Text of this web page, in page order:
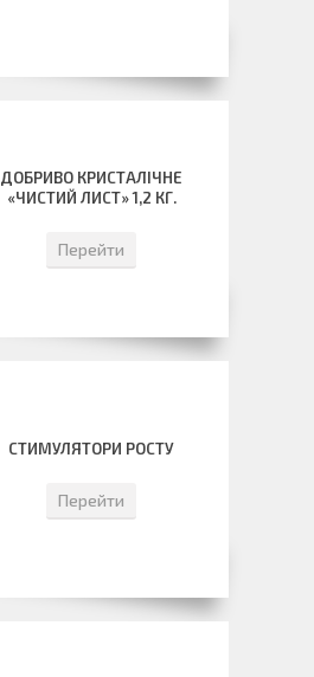
ДОБРИВО КРИСТАЛІЧНЕ
«ЧИСТИЙ ЛИСТ» 1,2 КГ.
Перейти
СТИМУЛЯТОРИ РОСТУ
Перейти